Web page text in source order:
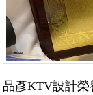
品彥KTV設計